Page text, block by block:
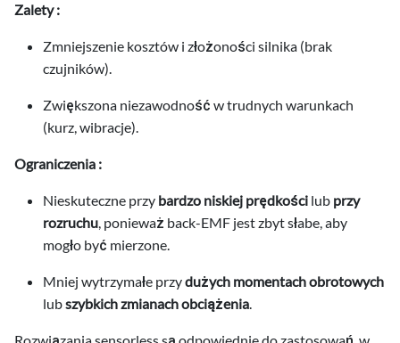
Zalety :
Zmniejszenie kosztów i złożoności silnika (brak
czujników).
Zwiększona niezawodność w trudnych warunkach
(kurz, wibracje).
Ograniczenia :
Nieskuteczne przy bardzo niskiej prędkości lub przy
rozruchu, ponieważ back-EMF jest zbyt słabe, aby
mogło być mierzone.
Mniej wytrzymałe przydużych momentach obrotowych
lubszybkich zmianach obciążenia.